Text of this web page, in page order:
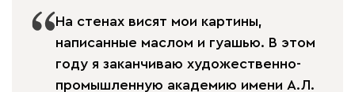
На стенах висят мои картины,
написанные маслом и гуашью. В этом
году я заканчиваю художественно-
промышленную академию имени А.Л.